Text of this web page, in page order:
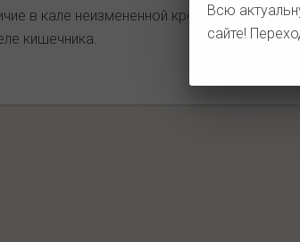
Всю
сайте!
в кале неизмененной крови.
кишечника.